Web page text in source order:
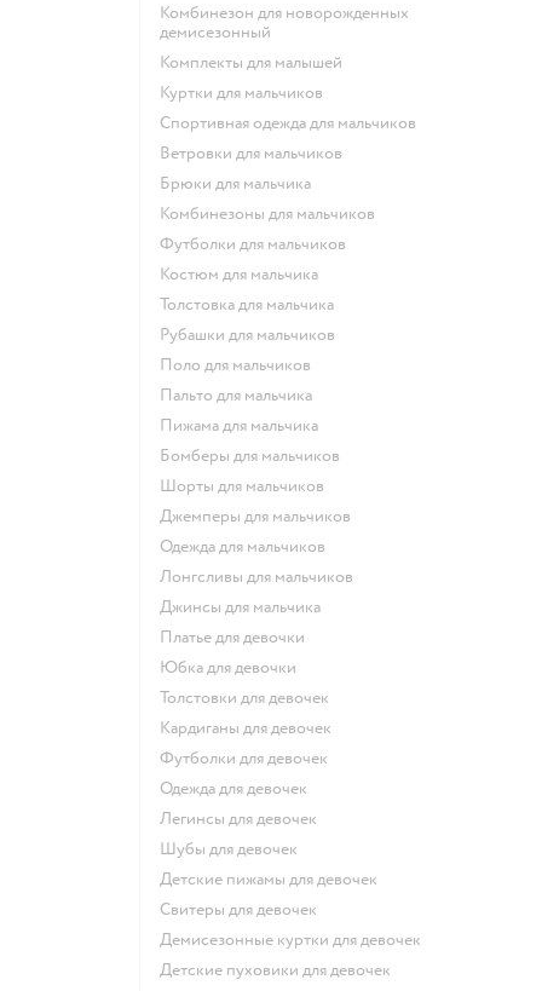
Комбинезон для новорожденных
демисезонный
Комплекты для малышей
Куртки для мальчиков
Спортивная одежда для мальчиков
Ветровки для мальчиков
Брюки для мальчика
Комбинезоны для мальчиков
Футболки для мальчиков
Костюм для мальчика
Толстовка для мальчика
Рубашки для мальчиков
Поло для мальчиков
Пальто для мальчика
Пижама для мальчика
Бомберы для мальчиков
Шорты для мальчиков
Джемперы для мальчиков
Одежда для мальчиков
Лонгсливы для мальчиков
Джинсы для мальчика
Платье для девочки
Юбка для девочки
Толстовки для девочек
Кардиганы для девочек
Футболки для девочек
Одежда для девочек
Легинсы для девочек
Шубы для девочек
Детские пижамы для девочек
Свитеры для девочек
Демисезонные куртки для девочек
Детские пуховики для девочек